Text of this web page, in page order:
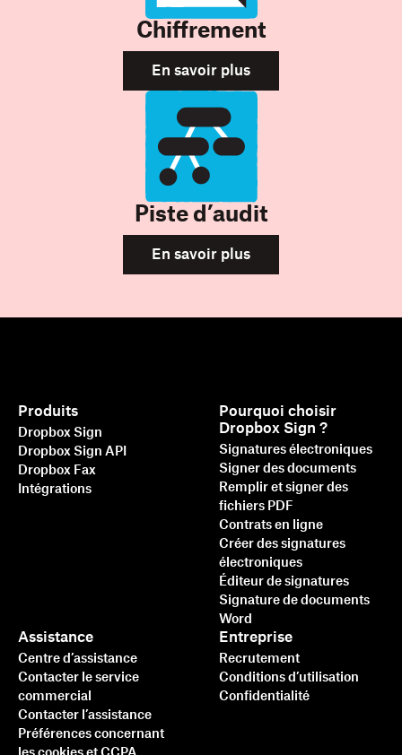
Chiffrement
En savoir plus
Piste d’audit
En savoir plus
Produits
Dropbox Sign
Dropbox Sign API
Dropbox Fax
Intégrations
Pourquoi choisir
Dropbox Sign ?
Signatures électroniques
Signer des documents
Remplir et signer des
fichiers PDF
Contrats en ligne
Créer des signatures
électroniques
Éditeur de signatures
Signature de documents
Word
Assistance
Centre d’assistance
Contacter le service
commercial
Contacter l’assistance
Préférences concernant
Entreprise
Recrutement
Conditions d’utilisation
Confidentialité